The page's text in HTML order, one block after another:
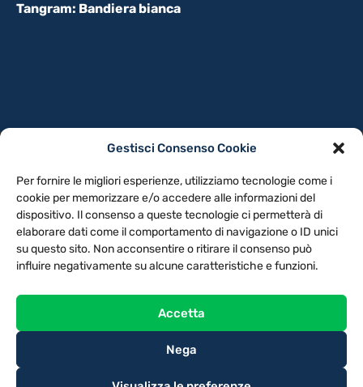
Gestisci Consenso Cookie
Per fornire le migliori esperienze, utilizziamo tecnologie come i
cookie per memorizzare e/o accedere alle informazioni del
dispositivo. Il consenso a queste tecnologie ci permetterà di
elaborare dati come il comportamento di navigazione o ID unici
su questo sito. Non acconsentire o ritirare il consenso può
influire negativamente su alcune caratteristiche e funzioni.
Accetta
Nega
Tangram: Bandiera bianca
NOTE LEGALI
CONTATTACI PREFERENZE
TV LIBERA S.P.A.
Via Monteleonese 95/21 – 51100 Pistoia (PT)
Tel. 0573.9136 / Fax 0573.913615